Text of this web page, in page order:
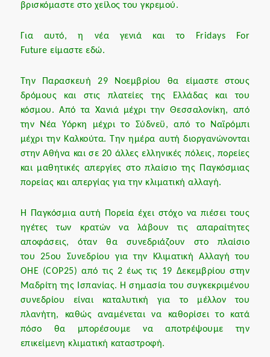
βρισκόμαστε στο χείλος του γκρεμού.
Για αυτό, η νέα γενιά και το Fridays For
Future είμαστε εδώ.
Την Παρασκευή 29 Νοεμβρίου θα είμαστε στους
δρόμους και στις πλατείες της Ελλάδας και του
κόσμου. Από τα Χανιά μέχρι την Θεσσαλονίκη, από
την Νέα Υόρκη μέχρι το Σύδνεϋ, από το Ναϊρόμπι
μέχρι την Καλκούτα. Την ημέρα αυτή διοργανώνονται
στην Αθήνα και σε 20 άλλες ελληνικές πόλεις, πορείες
και μαθητικές απεργίες στο πλαίσιο της Παγκόσμιας
πορείας και απεργίας για την κλιματική αλλαγή.
Η Παγκόσμια αυτή Πορεία έχει στόχο να πιέσει τους
ηγέτες των κρατών να λάβουν τις απαραίτητες
αποφάσεις, όταν θα συνεδριάζουν στο πλαίσιο
του 25ου Συνεδρίου για την Κλιματική Αλλαγή του
ΟΗΕ (COP25) από τις 2 έως τις 19 Δεκεμβρίου στην
Μαδρίτη της Ισπανίας. Η σημασία του συγκεκριμένου
συνεδρίου είναι καταλυτική για το μέλλον του
πλανήτη, καθώς αναμένεται να καθορίσει το κατά
πόσο θα μπορέσουμε να αποτρέψουμε την
επικείμενη κλιματική καταστροφή.